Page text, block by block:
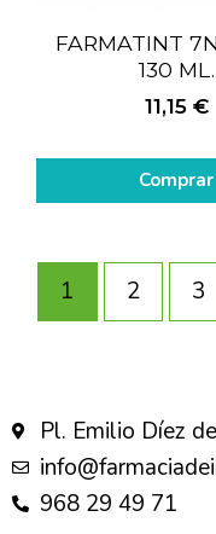
FARMATINT
130 ML.
11,15 €
Comprar
1 2 3
Pl. Emilio Díez
968 29 49 71